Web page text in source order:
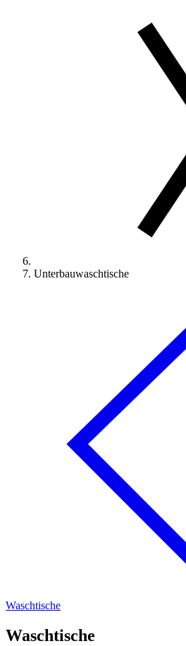
Unterbauwaschtische
Waschtische
Waschtische